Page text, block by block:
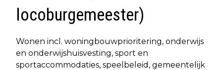
locoburgemeester)
Wonen incl. woningbouwprioritering, onderwijs
en onderwijshuisvesting, sport en
sportaccommodaties, speelbeleid, gemeentelijk